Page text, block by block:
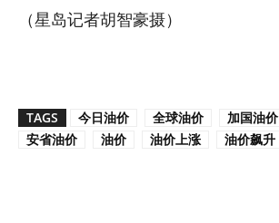
（星岛记者胡智豪摄）
TAGS 今日油价 全球油价 加国油价
安省油价
油价 油价上涨 油价飙升